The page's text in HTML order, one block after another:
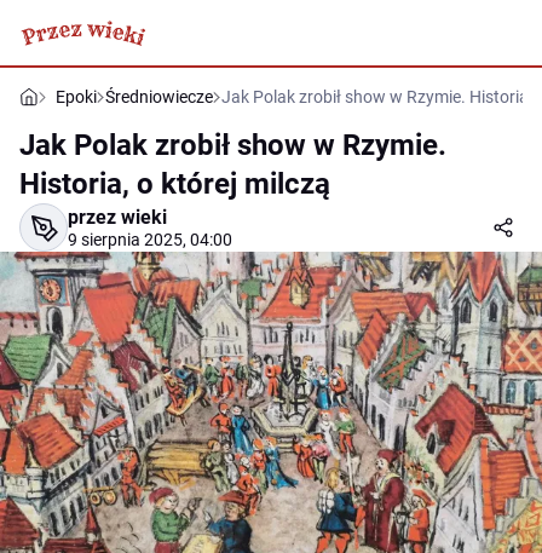
Epoki Średniowiecze Jak Polak zrobił show w Rzymie. Historia,
Jak Polak zrobił show w Rzymie.
Historia, o której milczą
przez wieki
9 sierpnia 2025, 04:00